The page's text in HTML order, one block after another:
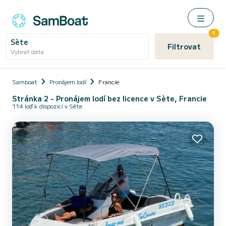
Sète
Vybrat data Filtrovat
1
Samboat Pronájem lodí Francie
Stránka 2 - Pronájem lodí bez licence v Sète, Francie
114 loď k dispozici v Sète